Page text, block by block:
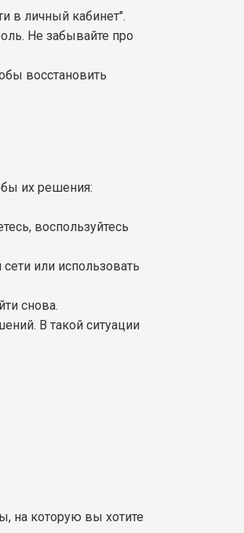
в личный кабинет".
Не забывайте про
восстановить
их решения:
воспользуйтесь
или использовать
снова.
В такой ситуации
на которую вы хотите